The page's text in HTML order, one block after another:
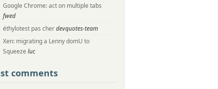
Google Chrome: act on multiple tabs
fwed
éthylotest pas cherdevquotes-team
Xen: migrating a Lenny domU to
Squeeze luc
comments